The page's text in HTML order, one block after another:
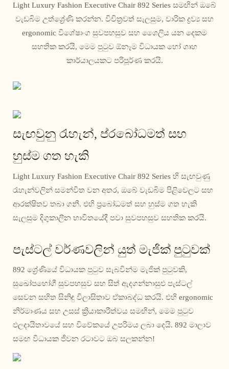
Light Luxury Fashion Executive Chair 892 Series සමඟින් ඔබේ
වැඩබිම උත්ශ්‍රේණි කරන්න. විචිත්‍රවත් සැලසුම, වාරික ද්‍රව්‍ය සහ
ergonomic විශේෂාංග සුවපහසුව සහ ශෛලිය යන දෙකම
සහතික කරයි, මෙම පුටුව ඕනෑම විධායක හෝ ගෘහ
කාර්යාලයකට පරිපූර්ණ කරයි.
සැඟවුනු රැහැන්, ප්රබෝධමත් සහ
හුස්ම ගත හැකි
Light Luxury Fashion Executive Chair 892 Series හි සැඟවුණු
රැහැන්වලින් සමන්විත වන අතර, ඔබේ වැඩබිම පිළිවෙලට සහ
ආරක්ෂිතව තබා ගනී. එහි ප්‍රබෝධමත් සහ හුස්ම ගත හැකි
සැලසුම දිගුකාලීන භාවිතයේදී පවා සුවපහසුව සහතික කරයි.
පැස්ටල් වර්ණවලින් යුත් මැජික් පුටුවක්
892 ශ්‍රේණියේ විධායක පුටුව සැබවින්ම මැජික් පුටුවකි,
සුඛෝපභෝගී සුවපහසුව සහ සිත් ඇදගන්නාසුළු පැස්ටල්
සෙවන සහිත සිනිඳු විලාසිතාව ඒකාබද්ධ කරයි. එහි ergonomic
නිර්මාණය සහ උසස් ක්‍රියාකාරීත්වය සමඟින්, මෙම පුටුව
ඵලදායිතාවයේ සහ විවේකයේ උපරිමය ලබා දෙයි. 892 මාලාව
සමඟ විධායක ජීවන රටාවට ඔබ සලකන්න!